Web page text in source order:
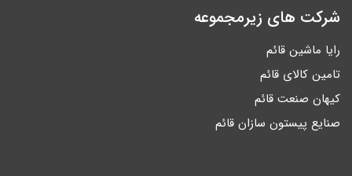
شرکت های زیرمجموعه
رایا ماشین قائم
تامین کالای قائم
کیهان صنعت قائم
صنایع پیستون سازان قائم